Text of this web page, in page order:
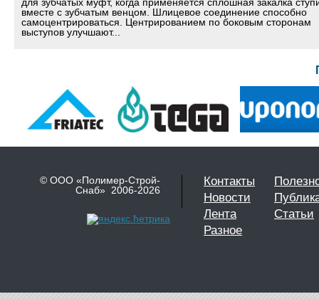
вместе с зубчатым венцом. Шлицевое соединение способно
самоцентрироваться. Центрированием по боковым сторонам
выступов улучшают...
© ООО «Полимер-Строй-
Снаб» 2006-2026
Контакты
Новости
Лента
Статьи
Разное